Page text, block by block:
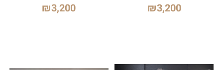
₪3,200
₪3,200